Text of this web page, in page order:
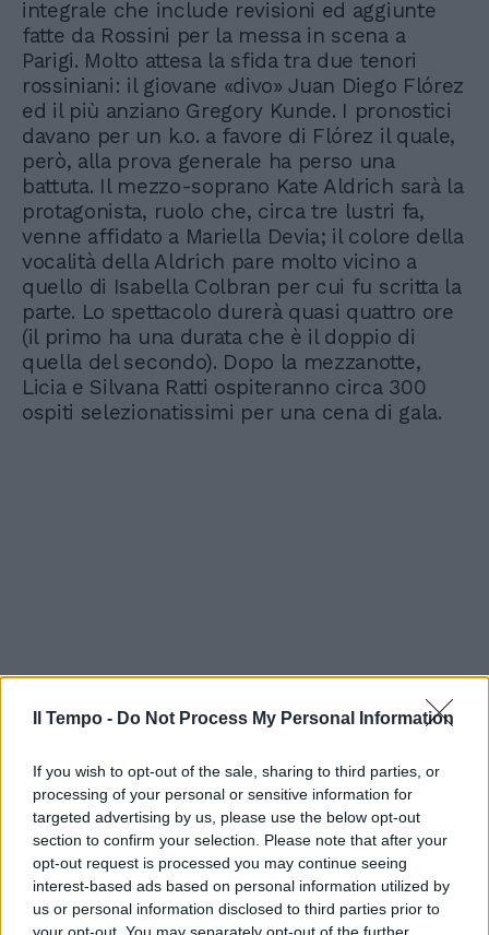
Il Tempo - Do Not Process My Personal Information
If you wish to opt-out of the sale, sharing to third parties, or
processing of your personal or sensitive information for
targeted advertising by us, please use the below opt-out
section to confirm your selection. Please note that after your
opt-out request is processed you may continue seeing
interest-based ads based on personal information utilized by
us or personal information disclosed to third parties prior to
integrale che include revisioni ed aggiunte
fatte da Rossini per la messa in scena a
Parigi. Molto attesa la sfida tra due tenori
rossiniani: il giovane «divo» Juan Diego Flórez
ed il più anziano Gregory Kunde. I pronostici
davano per un k.o. a favore di Flórez il quale,
però, alla prova generale ha perso una
battuta. Il mezzo-soprano Kate Aldrich sarà la
protagonista, ruolo che, circa tre lustri fa,
venne affidato a Mariella Devia; il colore della
vocalità della Aldrich pare molto vicino a
quello di Isabella Colbran per cui fu scritta la
parte. Lo spettacolo durerà quasi quattro ore
(il primo ha una durata che è il doppio di
quella del secondo). Dopo la mezzanotte,
Licia e Silvana Ratti ospiteranno circa 300
ospiti selezionatissimi per una cena di gala.